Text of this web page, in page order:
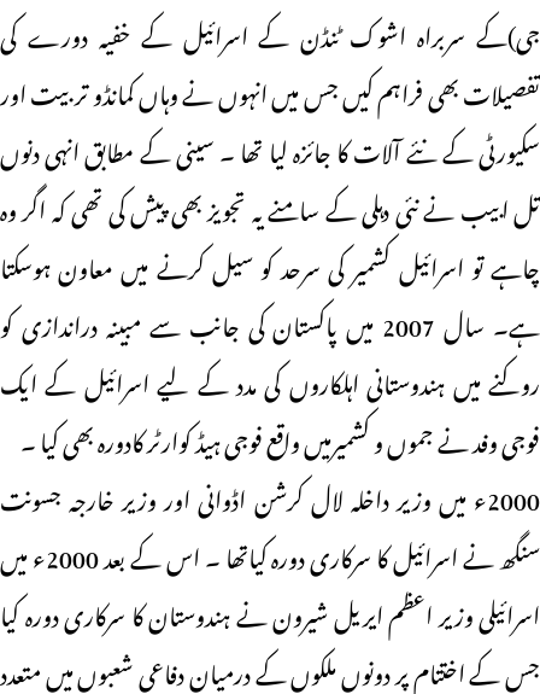
جی)کے سربراہ اشوک ٹنڈن کے اسرائیل کے خفیہ دورے کی
تفصیلات بھی فراہم کیں جس میں انہوں نے وہاں کمانڈو تربیت اور
سکیورٹی کے نئے آلات کا جائزہ لیا تھا ۔ سینی کے مطابق انہی دنوں
تل ابیب نے نئی دہلی کے سامنے یہ تجویز بھی پیش کی تھی کہ اگر وہ
چاہے تو اسرائیل کشمیر کی سرحد کو سیل کرنے میں معاون ہوسکتا
ہے۔ سال 2007 میں پاکستان کی جانب سے مبینہ دراندازی کو
روکنے میں ہندوستانی اہلکاروں کی مدد کے لیے اسرائیل کے ایک
فوجی وفد نے جموں و کشمیرمیں واقع فوجی ہیڈ کوارٹر کادورہ بھی کیا ۔
2000ء میں وزیر داخلہ لال کرشن اڈوانی اور وزیر خارجہ جسونت
سنگھ نے اسرائیل کا سرکاری دورہ کیاتھا ۔ اس کے بعد 2000ء میں
اسرائیلی وزیر اعظم ایریل شیرون نے ہندوستان کا سرکاری دورہ کیا
جس کے اختتام پر دونوں ملکوں کے درمیان دفاعی شعبوں میں متعدد